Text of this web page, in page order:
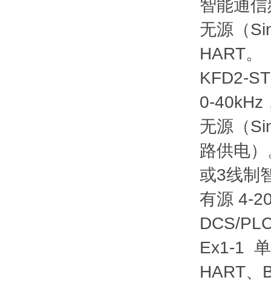
智能通
无源（
HART。
KFD2-
0-40kHz
无源（
路供电
或3线制
有源 4-
DCS/
Ex1-1
HART、